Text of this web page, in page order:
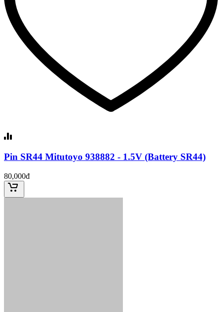
Pin SR44 Mitutoyo 938882 - 1.5V (Battery SR44)
80,000đ